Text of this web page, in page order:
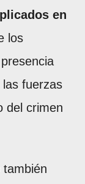
en
los
fuerzas
del crimen
también